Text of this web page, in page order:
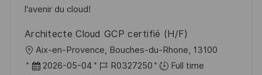
t
y
l'avenir du cloud!
Architecte Cloud GCP certifié (H/F)
L
o
Aix-en-Provence, Bouches-du-Rhone, 13100
P 2026-05-04
J
R0327250
Full time